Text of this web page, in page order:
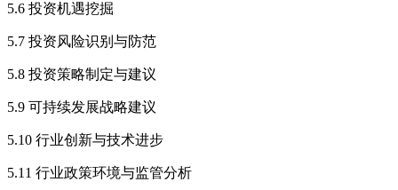
5.6 投资机遇挖掘
5.7 投资风险识别与防范
5.8 投资策略制定与建议
5.9 可持续发展战略建议
5.10 行业创新与技术进步
5.11 行业政策环境与监管分析